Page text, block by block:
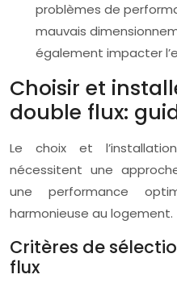
problèmes de
mauvais
également impacter
Choisir et
double flux:
Le choix et
nécessitent une
une performance
harmonieuse au logement.
Critères de
flux